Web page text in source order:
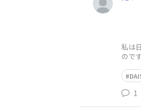
私は
ので
1